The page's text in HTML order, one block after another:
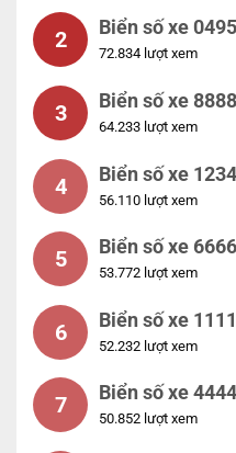
2 Biển số xe
72.834 lượt xem
3 Biển số xe
64.233 lượt xem
4 Biển số xe
56.110 lượt xem
5 Biển số xe
53.772 lượt xem
6 Biển số xe
52.232 lượt xem
7 Biển số xe
50.852 lượt xem